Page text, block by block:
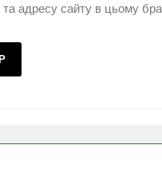
адресу сайту в цьому